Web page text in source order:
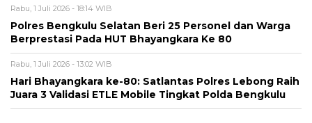
Rabu, 1 Juli 2026 - 18:14 WIB
Polres Bengkulu Selatan Beri 25 Personel dan Warga
Berprestasi Pada HUT Bhayangkara Ke 80
Rabu, 1 Juli 2026 - 13:02 WIB
Hari Bhayangkara ke-80: Satlantas Polres Lebong Raih
Juara 3 Validasi ETLE Mobile Tingkat Polda Bengkulu